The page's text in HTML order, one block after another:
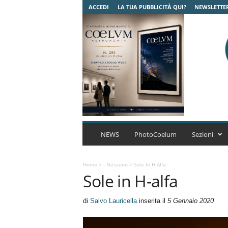
ACCEDI LA TUA PUBBLICITÀ QUI?
C
r
NEWS PhotoCoelum Sezioni
Home > - Nessuno> Sole In H-Alfa
Sole in H-alfa
di Salvo Lauricellainserita il 5 Gennaio 2020